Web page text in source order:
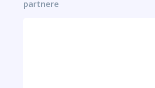
partnere